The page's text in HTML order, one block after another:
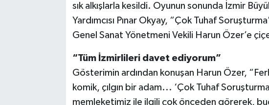
sık alkışlarla kesildi. Oyunun sonunda İzmir
Yardımcısı Pınar Okyay, “Çok Tuhaf
Genel Sanat Yönetmeni Vekili Harun Özer’e
“Tüm İzmirlileri davet ediyorum”
Gösterimin ardından konuşan Harun Özer,
komik, çılgın bir adam... ‘Çok Tuhaf
memleketimiz ile ilgili çok önceden görerek,